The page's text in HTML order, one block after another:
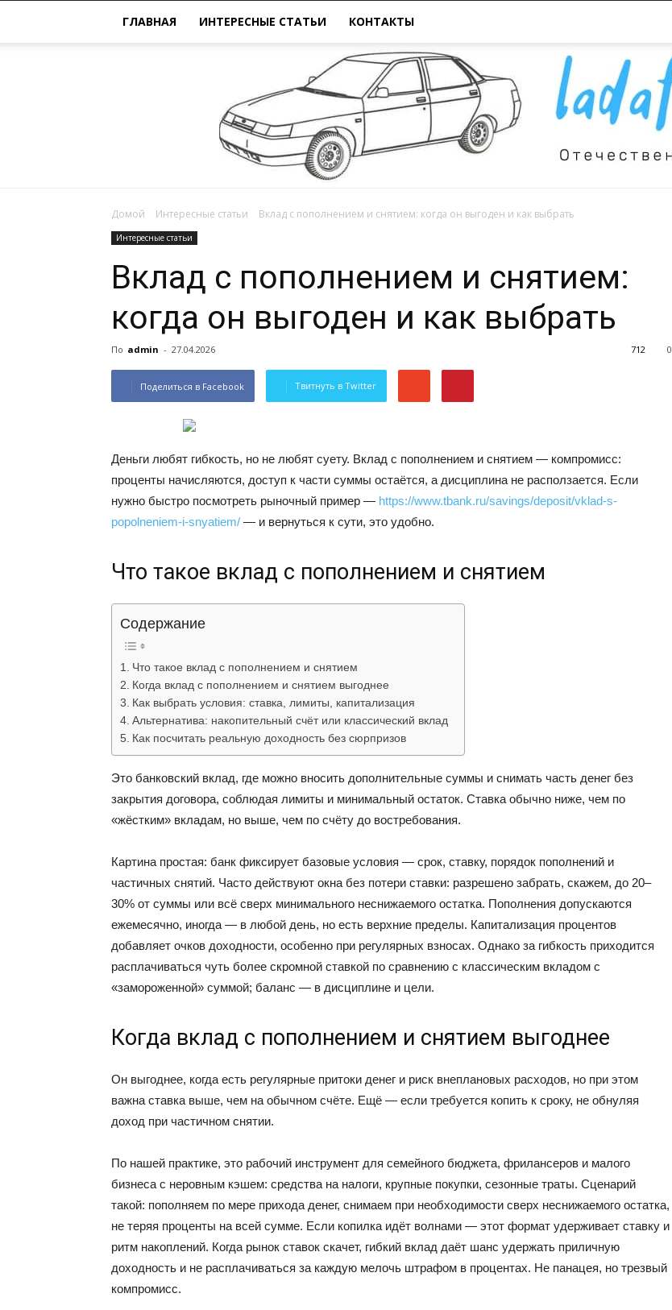
ГЛАВНАЯ ИНТЕРЕСНЫЕ СТАТЬИ КОНТАКТЫ
автомобилях
Домой Интересные статьи Вклад с пополнением и снятием: когда он выгоден и как выбрать
Интересные статьи
Вклад с пополнением и снятием:
когда он выгоден и как выбрать
По admin - 27.04.2026 0
712
Поделиться в Facebook Твитнуть в Twitter
Деньги любят гибкость, но не любят суету. Вклад с пополнением и снятием — компромисс:
проценты начисляются, доступ к части суммы остаётся, а дисциплина не расползается. Если
нужно быстро посмотреть рыночный пример — https://www.tbank.ru/savings/deposit/vklad-s-
popolneniem-i-snyatiem/ — и вернуться к сути, это удобно.
Что такое вклад с пополнением и снятием
Содержание
Что такое вклад с пополнением и снятием
Когда вклад с пополнением и снятием выгоднее
Как выбрать условия: ставка, лимиты, капитализация
Альтернатива: накопительный счёт или классический вклад
Как посчитать реальную доходность без сюрпризов
Это банковский вклад, где можно вносить дополнительные суммы и снимать часть денег без
закрытия договора, соблюдая лимиты и минимальный остаток. Ставка обычно ниже, чем по
«жёстким» вкладам, но выше, чем по счёту до востребования.
Картина простая: банк фиксирует базовые условия — срок, ставку, порядок пополнений и
частичных снятий. Часто действуют окна без потери ставки: разрешено забрать, скажем, до 20–
30% от суммы или всё сверх минимального неснижаемого остатка. Пополнения допускаются
ежемесячно, иногда — в любой день, но есть верхние пределы. Капитализация процентов
добавляет очков доходности, особенно при регулярных взносах. Однако за гибкость приходится
расплачиваться чуть более скромной ставкой по сравнению с классическим вкладом с
«замороженной» суммой; баланс — в дисциплине и цели.
Когда вклад с пополнением и снятием выгоднее
Он выгоднее, когда есть регулярные притоки денег и риск внеплановых расходов, но при этом
важна ставка выше, чем на обычном счёте. Ещё — если требуется копить к сроку, не обнуляя
доход при частичном снятии.
По нашей практике, это рабочий инструмент для семейного бюджета, фрилансеров и малого
бизнеса с неровным кэшем: средства на налоги, крупные покупки, сезонные траты. Сценарий
такой: пополняем по мере прихода денег, снимаем при необходимости сверх неснижаемого остатка,
не теряя проценты на всей сумме. Если копилка идёт волнами — этот формат удерживает ставку и
ритм накоплений. Когда рынок ставок скачет, гибкий вклад даёт шанс удержать приличную
доходность и не расплачиваться за каждую мелочь штрафом в процентах. Не панацея, но трезвый
компромисс.